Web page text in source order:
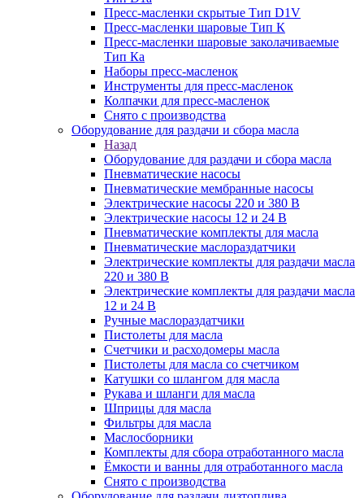
Пресс-масленки скрытые Тип D1V
Пресс-масленки шаровые Тип К
Пресс-масленки шаровые заколачиваемые
Тип Кa
Наборы пресс-масленок
Инструменты для пресс-масленок
Колпачки для пресс-масленок
Снято с производства
Оборудование для раздачи и сбора масла
Назад
Оборудование для раздачи и сбора масла
Пневматические насосы
Пневматические мембранные насосы
Электрические насосы 220 и 380 В
Электрические насосы 12 и 24 В
Пневматические комплекты для масла
Пневматические маслораздатчики
Электрические комплекты для раздачи масла
220 и 380 В
Электрические комплекты для раздачи масла
12 и 24 В
Ручные маслораздатчики
Пистолеты для масла
Счетчики и расходомеры масла
Пистолеты для масла со счетчиком
Катушки со шлангом для масла
Рукава и шланги для масла
Шприцы для масла
Фильтры для масла
Маслосборники
Комплекты для сбора отработанного масла
Ёмкости и ванны для отработанного масла
Снято с производства